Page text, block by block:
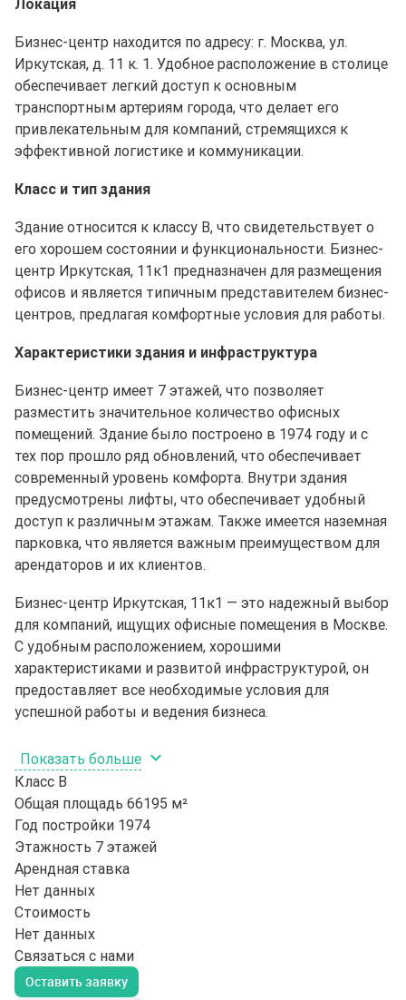
Бизнес-центр находится по адресу: г. Москва, ул.
Иркутская, д. 11 к. 1. Удобное расположение в столице
обеспечивает легкий доступ к основным
транспортным артериям города, что делает его
привлекательным для компаний, стремящихся к
эффективной логистике и коммуникации.
Класс и тип здания
Здание относится к классу B, что свидетельствует о
его хорошем состоянии и функциональности. Бизнес-
центр Иркутская, 11к1 предназначен для размещения
офисов и является типичным представителем бизнес-
центров, предлагая комфортные условия для работы.
Характеристики здания и инфраструктура
Бизнес-центр имеет 7 этажей, что позволяет
разместить значительное количество офисных
помещений. Здание было построено в 1974 году и с
тех пор прошло ряд обновлений, что обеспечивает
современный уровень комфорта. Внутри здания
предусмотрены лифты, что обеспечивает удобный
доступ к различным этажам. Также имеется наземная
парковка, что является важным преимуществом для
арендаторов и их клиентов.
Бизнес-центр Иркутская, 11к1 — это надежный выбор
для компаний, ищущих офисные помещения в Москве.
С удобным расположением, хорошими
характеристиками и развитой инфраструктурой, он
предоставляет все необходимые условия для
успешной работы и ведения бизнеса.
Показать больше
Класс B
Общая площадь 66195 м²
Год постройки 1974
Этажность 7 этажей
Арендная ставка
Нет данных
Стоимость
Нет данных
Связаться с нами
Оставить заявку